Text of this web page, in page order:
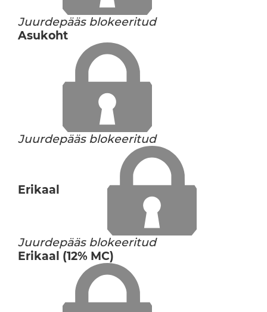
Juurdepääs blokeeritud
Asukoht
Juurdepääs blokeeritud
Erikaal
Juurdepääs blokeeritud
Erikaal (12% MC)